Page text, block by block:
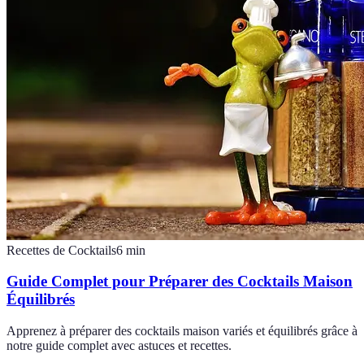
Recettes de Cocktails6 min
Guide Complet pour Préparer des Cocktails Maison
Équilibrés
Apprenez à préparer des cocktails maison variés et équilibrés grâce à
notre guide complet avec astuces et recettes.